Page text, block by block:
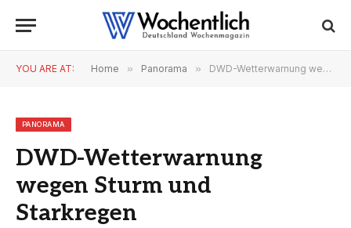
YOU ARE AT: Home » Panorama » DWD-Wetterwarnung wegen Sturm und Starkregen
PANORAMA
DWD-Wetterwarnung
wegen Sturm und
Starkregen